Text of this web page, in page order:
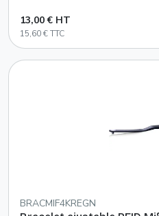
13,00 € HT
15,60 € TTC
BRACMIF4KREGN